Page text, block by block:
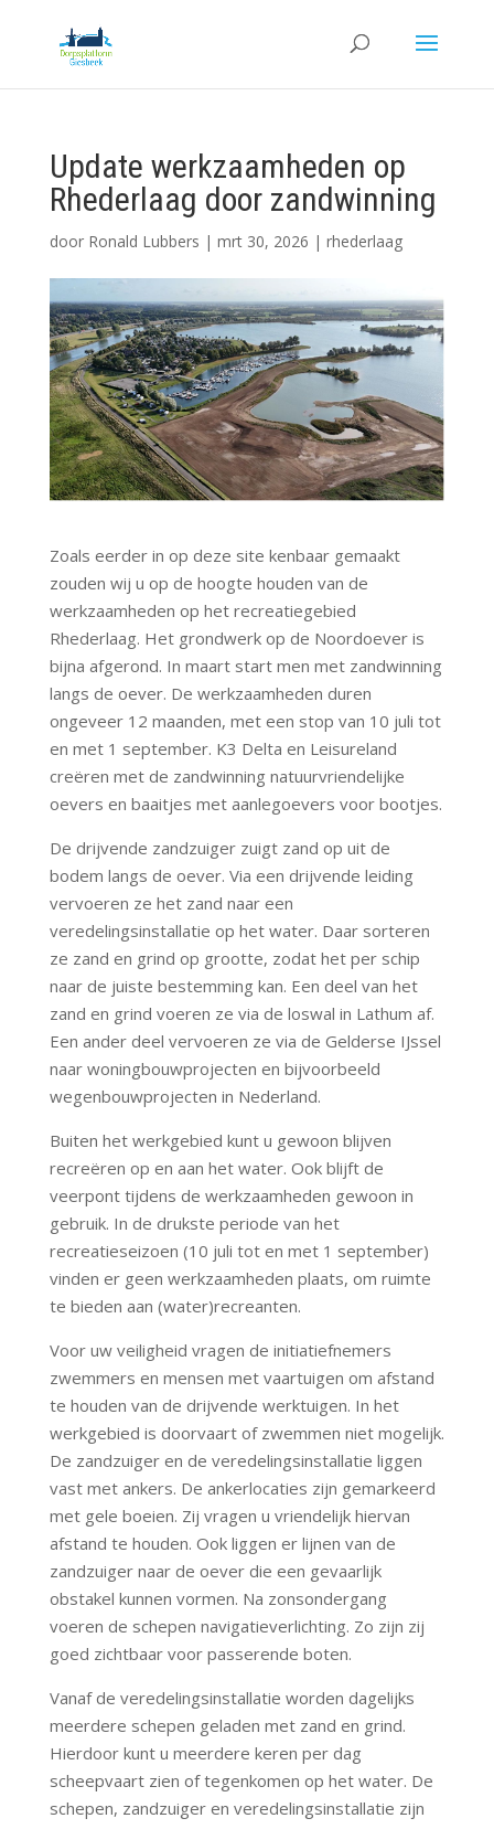
Update werkzaamheden op
Rhederlaag door zandwinning
door Ronald Lubbers | mrt 30, 2026 | rhederlaag
Zoals eerder in op deze site kenbaar gemaakt
zouden wij u op de hoogte houden van de
werkzaamheden op het recreatiegebied
Rhederlaag. Het grondwerk op de Noordoever is
bijna afgerond. In maart start men met zandwinning
langs de oever. De werkzaamheden duren
ongeveer 12 maanden, met een stop van 10 juli tot
en met 1 september. K3 Delta en Leisureland
creëren met de zandwinning natuurvriendelijke
oevers en baaitjes met aanlegoevers voor bootjes.
De drijvende zandzuiger zuigt zand op uit de
bodem langs de oever. Via een drijvende leiding
vervoeren ze het zand naar een
veredelingsinstallatie op het water. Daar sorteren
ze zand en grind op grootte, zodat het per schip
naar de juiste bestemming kan. Een deel van het
zand en grind voeren ze via de loswal in Lathum af.
Een ander deel vervoeren ze via de Gelderse IJssel
naar woningbouwprojecten en bijvoorbeeld
wegenbouwprojecten in Nederland.
Buiten het werkgebied kunt u gewoon blijven
recreëren op en aan het water. Ook blijft de
veerpont tijdens de werkzaamheden gewoon in
gebruik. In de drukste periode van het
recreatieseizoen (10 juli tot en met 1 september)
vinden er geen werkzaamheden plaats, om ruimte
te bieden aan (water)recreanten.
Voor uw veiligheid vragen de initiatiefnemers
zwemmers en mensen met vaartuigen om afstand
te houden van de drijvende werktuigen. In het
werkgebied is doorvaart of zwemmen niet mogelijk.
De zandzuiger en de veredelingsinstallatie liggen
vast met ankers. De ankerlocaties zijn gemarkeerd
met gele boeien. Zij vragen u vriendelijk hiervan
afstand te houden. Ook liggen er lijnen van de
zandzuiger naar de oever die een gevaarlijk
obstakel kunnen vormen. Na zonsondergang
voeren de schepen navigatieverlichting. Zo zijn zij
goed zichtbaar voor passerende boten.
Vanaf de veredelingsinstallatie worden dagelijks
meerdere schepen geladen met zand en grind.
Hierdoor kunt u meerdere keren per dag
scheepvaart zien of tegenkomen op het water. De
schepen, zandzuiger en veredelingsinstallatie zijn